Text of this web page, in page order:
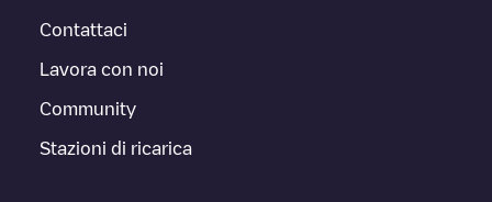
Contattaci
Lavora con noi
Community
Stazioni di ricarica